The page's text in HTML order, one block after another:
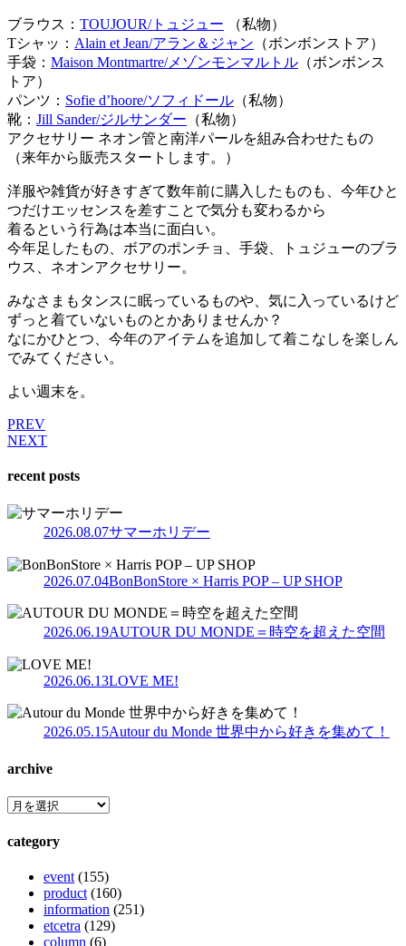
ブラウス： TOUJOUR/トュジュー （私物）
Tシャッ： Alain et Jean/アラン＆ジャン （ボンボンストア）
手袋： Maison Montmartre/メゾンモンマルトル （ボンボンス
トア）
パンツ： Sofie d’hoore/ソフィドール （私物）
靴： Jill Sander/ジルサンダー （私物）
アクセサリー ネオン管と南洋パールを組み合わせたもの
（来年から販売スタートします。）
洋服や雑貨が好きすぎて数年前に購入したものも、今年ひと
つだけエッセンスを差すことで気分も変わるから
着るという行為は本当に面白い。
今年足したもの、ボアのポンチョ、手袋、トュジューのブラ
ウス、ネオンアクセサリー。
みなさまもタンスに眠っているものや、気に入っているけど
ずっと着ていないものとかありませんか？
なにかひとつ、今年のアイテムを追加して着こなしを楽しん
でみてください。
よい週末を。
PREV
NEXT
recent posts
2026.08.07サマーホリデー
2026.07.04BonBonStore × Harris POP – UP SHOP
2026.06.19AUTOUR DU MONDE＝時空を超えた空間
2026.06.13LOVE ME!
2026.05.15Autour du Monde 世界中から好きを集めて！
archive
category
event (155)
product (160)
information (251)
etcetra (129)
column (6)